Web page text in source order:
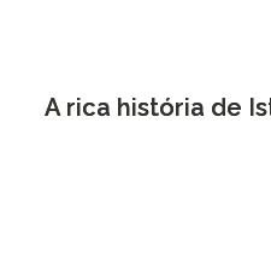
A rica história de